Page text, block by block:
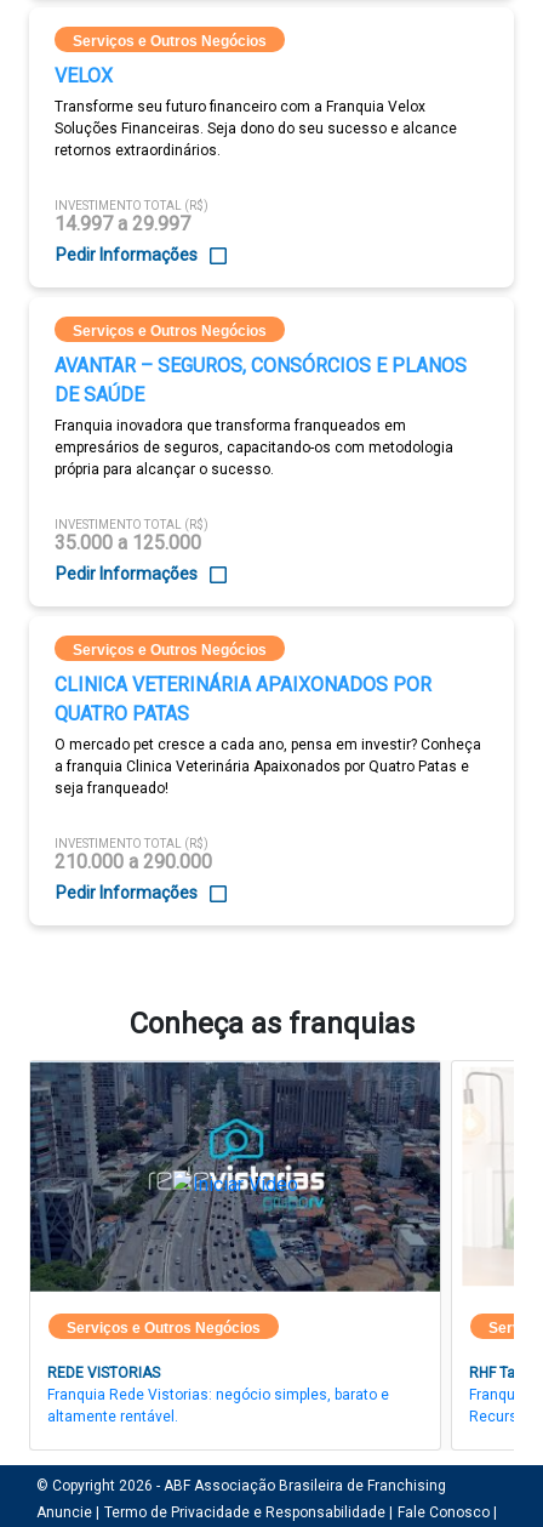
Serviços e Outros Negócios
VELOX
Transforme seu futuro financeiro com a Franquia Velox
Soluções Financeiras. Seja dono do seu sucesso e alcance
retornos extraordinários.
INVESTIMENTO TOTAL (R$)
14.997 a 29.997
Pedir Informações
Serviços e Outros Negócios
AVANTAR – SEGUROS, CONSÓRCIOS E PLANOS
DE SAÚDE
Franquia inovadora que transforma franqueados em
empresários de seguros, capacitando-os com metodologia
própria para alcançar o sucesso.
INVESTIMENTO TOTAL (R$)
35.000 a 125.000
Pedir Informações
Serviços e Outros Negócios
CLINICA VETERINÁRIA APAIXONADOS POR
QUATRO PATAS
O mercado pet cresce a cada ano, pensa em investir? Conheça
a franquia Clinica Veterinária Apaixonados por Quatro Patas e
seja franqueado!
INVESTIMENTO TOTAL (R$)
210.000 a 290.000
Pedir Informações
Conheça as franquias
Serviços e Outros Negócios
REDE VISTORIAS
Franquia Rede Vistorias: negócio simples, barato e
altamente rentável.
RHF
Franquia
Recursos
© Copyright 2026 - ABF Associação Brasileira de Franchising
Anuncie |
Termo de Privacidade e Responsabilidade | Fale Conosco |